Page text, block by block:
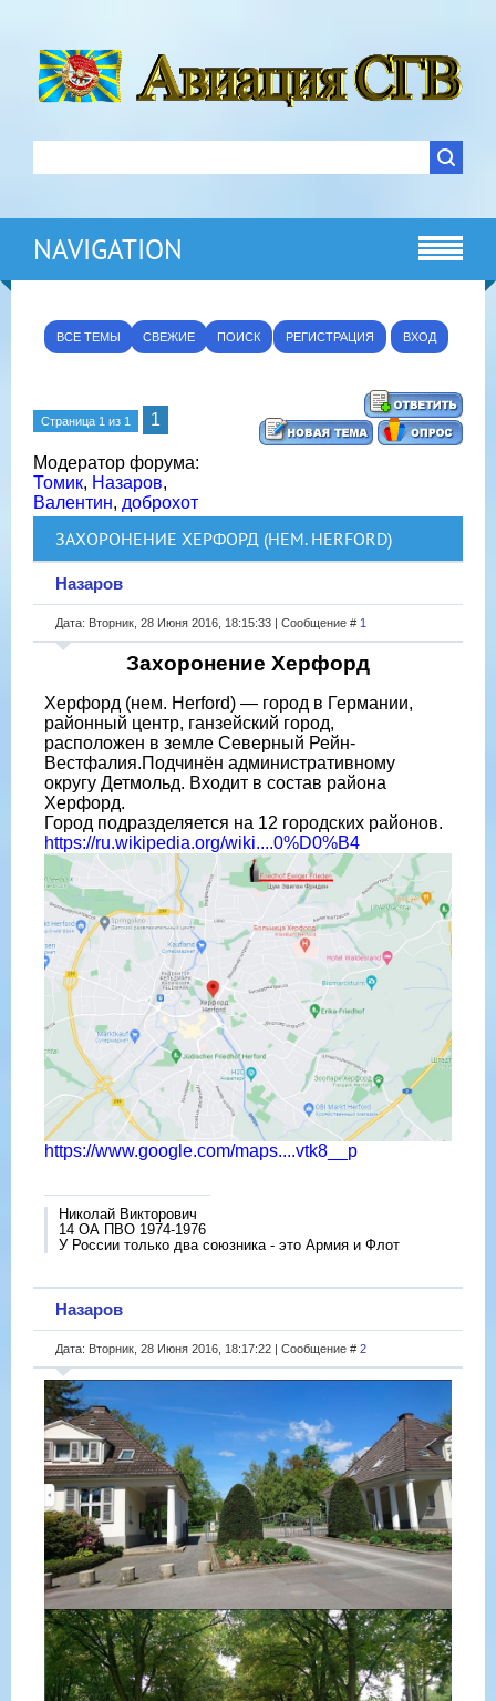
NAVIGATION
ВСЕ ТЕМЫ СВЕЖИЕ ПОИСК РЕГИСТРАЦИЯ ВХОД
Страница 1 из 1 1
Модератор форума:
Томик, Назаров,
Валентин, доброхот
ЗАХОРОНЕНИЕ ХЕРФОРД (НЕМ. HERFORD)
Назаров
Дата: Вторник, 28 Июня 2016, 18:15:33 | Сообщение # 1
Захоронение Херфорд
Херфорд (нем. Herford) — город в Германии,
районный центр, ганзейский город,
расположен в земле Северный Рейн-
Вестфалия.Подчинён административному
округу Детмольд. Входит в состав района
Херфорд.
Город подразделяется на 12 городских районов.
https://ru.wikipedia.org/wiki....0%D0%B4
https://www.google.com/maps....vtk8__p
Николай Викторович
14 ОА ПВО 1974-1976
У России только два союзника - это Армия и Флот
Назаров
Дата: Вторник, 28 Июня 2016, 18:17:22 | Сообщение # 2